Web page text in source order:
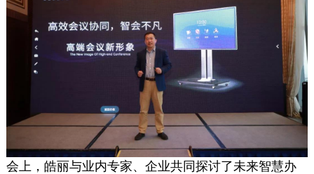
会上，皓丽与业内专家、企业共同探讨了未来智慧办